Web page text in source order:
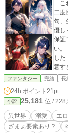
こ
二度
句、
優し
保証
い。
し
意す
す。
しま
ファンタジー 完結 長
24h.ポイント 21pt
小説 25,181 位 /
異世界 溺愛 エ
ざまぁ要素あり？